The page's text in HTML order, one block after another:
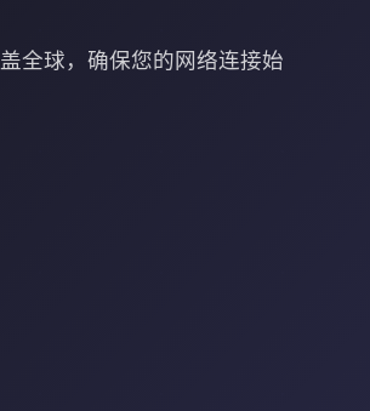
全球，确保您的网络连接始